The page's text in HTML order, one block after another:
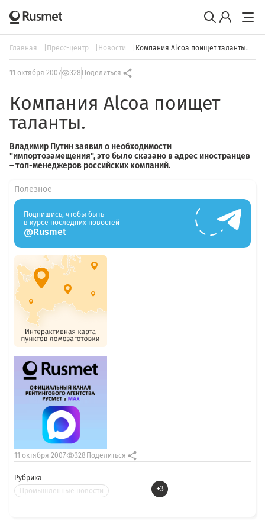
Главная Пресс-центр Новости Компания Alcoa поищет таланты.
11 октября 2007 328 Поделиться
Компания Alcoa поищет
таланты.
Владимир Путин заявил о необходимости
"импортозамещения", это было сказано в адрес иностранцев
– топ-менеджеров российских компаний.
Рубрика
Промышленные новости
+3
11 октября 2007 328 Поделиться
Полезное
Подпишись, чтобы быть
в курсе последних новостей
@Rusmet